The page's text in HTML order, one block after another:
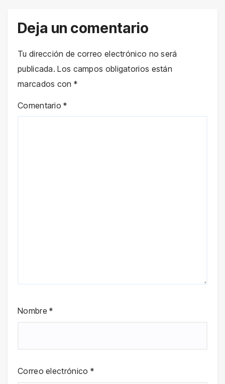
Deja un comentario
Tu dirección de correo electrónico no será
publicada. Los campos obligatorios están
marcados con *
Comentario*
Nombre*
Correo electrónico *